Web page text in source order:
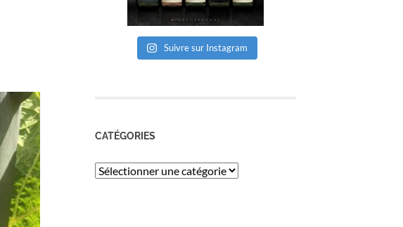
Suivre sur Instagram
CATÉGORIES
Catégories